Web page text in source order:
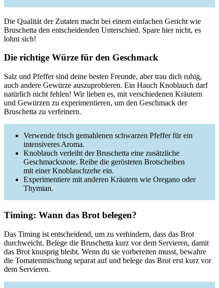
Die Qualität der Zutaten macht bei einem einfachen Gericht wie
Bruschetta den entscheidenden Unterschied. Spare hier nicht, es
lohnt sich!
Die richtige Würze für den Geschmack
Salz und Pfeffer sind deine besten Freunde, aber trau dich ruhig,
auch andere Gewürze auszuprobieren. Ein Hauch Knoblauch darf
natürlich nicht fehlen! Wir lieben es, mit verschiedenen Kräutern
und Gewürzen zu experimentieren, um den Geschmack der
Bruschetta zu verfeinern.
Verwende frisch gemahlenen schwarzen Pfeffer für ein
intensiveres Aroma.
Knoblauch verleiht der Bruschetta eine zusätzliche
Geschmacksnote. Reibe die gerösteten Brotscheiben
mit einer Knoblauchzehe ein.
Experimentiere mit anderen Kräutern wie Oregano oder
Thymian.
Timing: Wann das Brot belegen?
Das Timing ist entscheidend, um zu verhindern, dass das Brot
durchweicht. Belege die Bruschetta kurz vor dem Servieren, damit
das Brot knusprig bleibt. Wenn du sie vorbereiten musst, bewahre
die Tomatenmischung separat auf und belege das Brot erst kurz vor
dem Servieren.